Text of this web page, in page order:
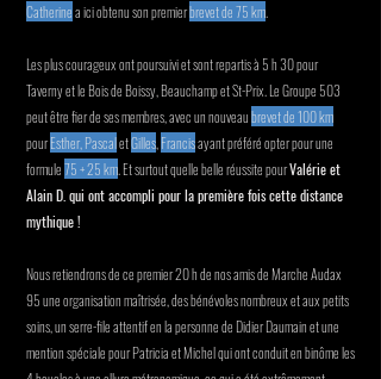
Catherinea ici obtenu son premierbrevet de 75 km.
Les plus courageux ont poursuivi et sont repartis à 5 h 30 pour
Taverny et le Bois de Boissy, Beauchamp et St-Prix. Le Groupe 503
peut être fier de ses membres, avec un nouveaubrevet de 100 km
pourEsther, PascaletGilles,Francisayant préféré opter pour une
formule75 + 25 km. Et surtout quelle belle réussite pourValérie et
Alain D. qui ont accompli pour la première fois cette distance
mythique !
Nous retiendrons de ce premier 20 h de nos amis de Marche Audax
95 une organisation maîtrisée, des bénévoles nombreux et aux petits
soins, un serre-file attentif en la personne de Didier Daumain et une
mention spéciale pour Patricia et Michel qui ont conduit en binôme les